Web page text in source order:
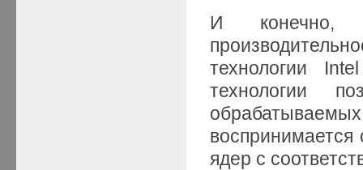
И конечно,
технологии
технологии
воспринимается
ядер с